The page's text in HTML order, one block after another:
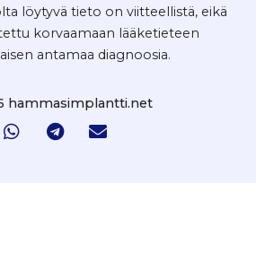
löytyvä tieto on viitteellistä, eikä
korvaamaan lääketieteen
antamaa diagnoosia.
hammasimplantti.net